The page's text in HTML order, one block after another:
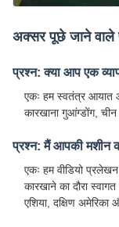
अक्सर पूछे जाने वाले
प्रश्न: क्या आप एक
एकः हम स्वतंत्र आयात
कारखाना गुआंग्डोंग,
प्रश्न: मैं आपकी मशीन
एकः हम वीडियो
कारखाने का दौरा
एशिया, दक्षिण अमेरिका